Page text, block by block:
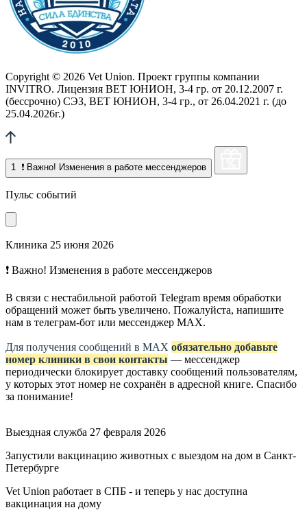
Copyright © 2026 Vet Union. Проект группы компании
INVITRO. Лицензия ВЕТ ЮНИОН, 3-4 гр. от 20.12.2007 г.
(бессрочно) СЭЗ, ВЕТ ЮНИОН, 3-4 гр., от 26.04.2021 г. (до
25.04.2026г.)
1 ❗ Важно! Изменения в работе мессенджеров
Пульс событий
Клиника 25 июня 2026
❗ Важно! Изменения в работе мессенджеров
В связи с нестабильной работой Telegram время обработки
обращений может быть увеличено. Пожалуйста, напишите
нам в телеграм-бот или мессенджер МАХ.
Для получения сообщений в МАХ обязательно добавьте
номер клиники в свои контакты — мессенджер
периодически блокирует доставку сообщений пользователям,
у которых этот номер не сохранён в адресной книге. Спасибо
за понимание!
Выездная служба 27 февраля 2026
Запустили вакцинацию животных с выездом на дом в Санкт-
Петербурге
Vet Union работает в СПБ - и теперь у нас доступна
вакцинация на дому